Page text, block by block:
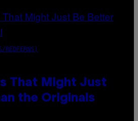
REDFERNS)
That Might Just
the Originals